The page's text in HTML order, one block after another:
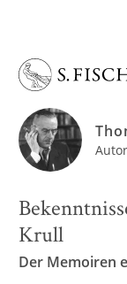
Autor
Krull
Der Memoiren